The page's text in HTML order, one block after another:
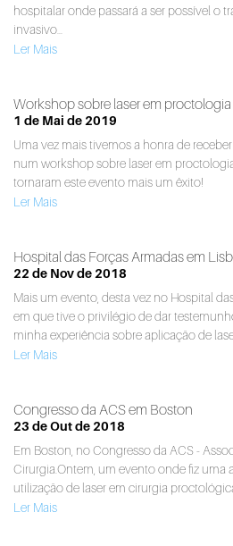
hospitalar onde passará a ser possível o
invasivo...
Ler Mais
Workshop sobre laser em proctologia
1 de Mai de 2019
Uma vez mais tivemos a honra de
num workshop sobre laser em
tornaram este evento mais um êxito!
Ler Mais
Hospital das Forças Armadas em
22 de Nov de 2018
Mais um evento, desta vez no Hospital
em que tive o privilégio de dar
minha experiência sobre aplicação de
Ler Mais
Congresso da ACS em Boston
23 de Out de 2018
Em Boston, no Congresso da ACS -
Cirurgia.Ontem, um evento onde fiz uma
utilização de laser em cirurgia
Ler Mais